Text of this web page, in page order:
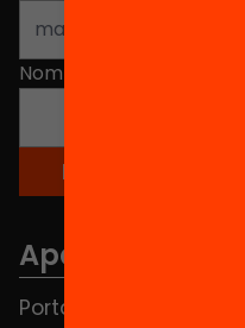
Nombre
Apartados
Portada